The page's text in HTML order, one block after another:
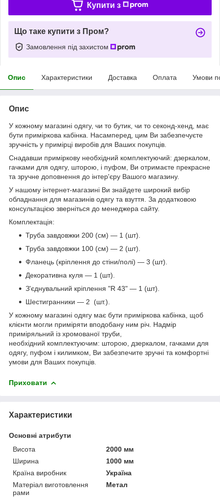
Купити з
Що таке купити з Пром?
Замовлення під захистом
Опис Характеристики Доставка Оплата Умови
Опис
У кожному магазині одягу, чи то бутик, чи то секонд-хенд, має
бути приміркова кабінка. Насамперед, цим Ви забезпечуєте
зручність у примірці виробів для Ваших покупців.
Снадавши приміркову необхідний комплектуючий: дзеркалом,
гачками для одягу, шторою, і пуфом, Ви отримаєте прекрасне
та зручне доповнення до інтер'єру Вашого магазину.
У нашому інтернет-магазині Ви знайдете широкий вибір
обладнання для магазинів одягу та взуття. За додатковою
консультацією зверніться до менеджера сайту.
Комплектація:
Труба завдовжки 200 (см) — 1 (шт).
Труба завдовжки 100 (см) — 2 (шт).
Фланець (кріплення до стіни/полі) — 3 (шт).
Декоративна куля — 1 (шт).
З'єднувальний кріплення "R 43" — 1 (шт).
Шестигранники — 2 (шт.).
У кожному магазині одягу має бути приміркова кабінка, щоб
клієнти могли приміряти вподобану ним річ. Надмір
приміряльний із хромованої труби,
необхідний комплектуючим: шторою, дзеркалом, гачками для
одягу, пуфом і килимком, Ви забезпечите зручні та комфортні
умови для Ваших покупців.
Приховати
Характеристики
Основні атрибути
Висота
2000 мм
Ширина
1000 мм
Країна виробник
Україна
Матеріал виготовлення
рами
Метал